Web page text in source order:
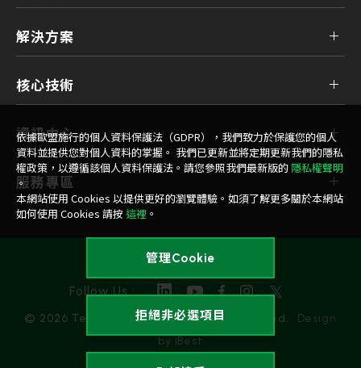
解決方案
核心技術
資訊中心
服務專區
© 2026 Team Group Inc. All Rights Reserved.
Design
by iBest
隱私權政策
Follow Us :
依據歐盟施行的個人資料保護法（GDPR），我們致力於保護您的個人
資料並提供您對個人資料的掌握。 我們已更新並將定期更新我們的隱私
權政策，以遵循該個人資料保護法。請您參照我們最新版的 隱私權聲明
。
本網站使用 Cookies 以提供更好的瀏覽體驗。如須了解更多關於本網站
如何使用 Cookies 請按 這裡 。
拒絕非必選項目
管理Cookie